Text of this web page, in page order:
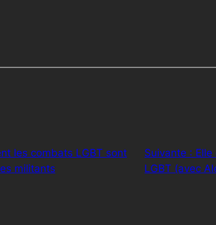
les combats LGBT sont
militants
Suivante :
LGBT (avec